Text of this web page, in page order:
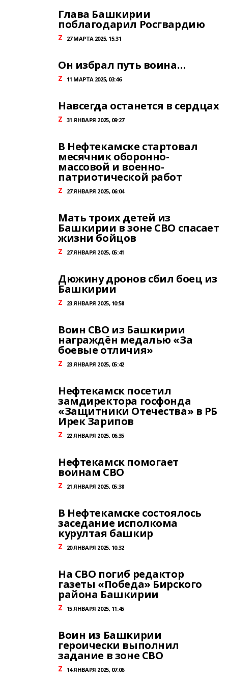
Глава Башкирии
поблагодарил Росгвардию
Z 27 МАРТА 2025, 15:31
Он избрал путь воина…
Z 11 МАРТА 2025, 03:46
Навсегда останется в сердцах
Z 31 ЯНВАРЯ 2025, 09:27
В Нефтекамске стартовал
месячник оборонно-
массовой и военно-
патриотической работ
Z 27 ЯНВАРЯ 2025, 06:04
Мать троих детей из
Башкирии в зоне СВО спасает
жизни бойцов
Z 27 ЯНВАРЯ 2025, 05:41
Дюжину дронов сбил боец из
Башкирии
Z 23 ЯНВАРЯ 2025, 10:58
Воин СВО из Башкирии
награждён медалью «За
боевые отличия»
Z 23 ЯНВАРЯ 2025, 05:42
Нефтекамск посетил
замдиректора госфонда
«Защитники Отечества» в РБ
Ирек Зарипов
Z 22 ЯНВАРЯ 2025, 06:35
Нефтекамск помогает
воинам СВО
Z 21 ЯНВАРЯ 2025, 05:38
В Нефтекамске состоялось
заседание исполкома
курултая башкир
Z 20 ЯНВАРЯ 2025, 10:32
На СВО погиб редактор
газеты «Победа» Бирского
района Башкирии
Z 15 ЯНВАРЯ 2025, 11:45
Воин из Башкирии
героически выполнил
задание в зоне СВО
Z 14 ЯНВАРЯ 2025, 07:06